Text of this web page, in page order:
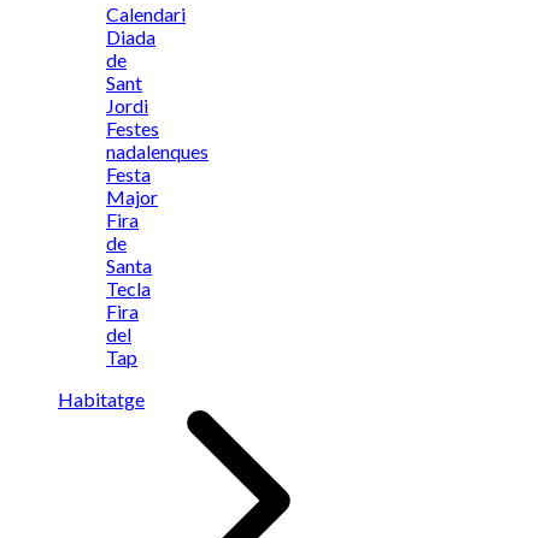
Calendari
Diada
de
Sant
Jordi
Festes
nadalenques
Festa
Major
Fira
de
Santa
Tecla
Fira
del
Tap
Habitatge